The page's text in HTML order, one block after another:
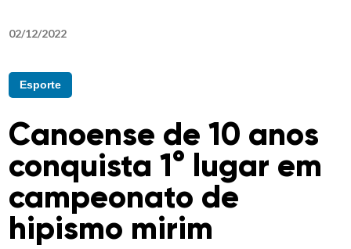
02/12/2022
Esporte
Canoense de 10 anos
conquista 1° lugar em
campeonato de
hipismo mirim